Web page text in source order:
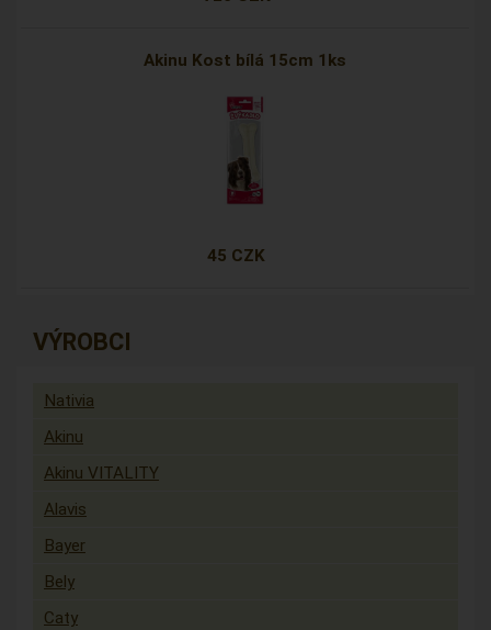
Akinu Kost bílá 15cm 1ks
45 CZK
VÝROBCI
Nativia
Akinu
Akinu VITALITY
Alavis
Bayer
Bely
Caty